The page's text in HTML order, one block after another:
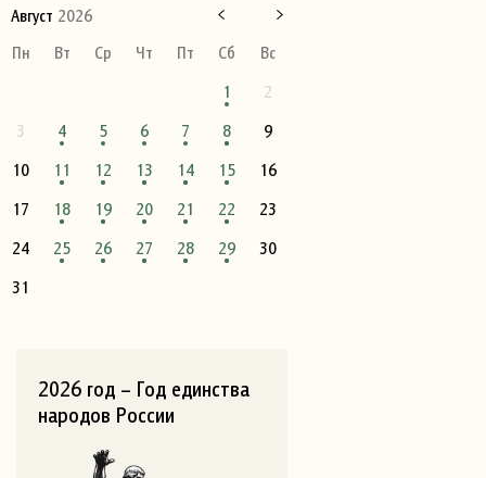
Август 2026
Пн
Вт Ср Чт Пт Сб
Вс
1
2
3
4 5 6 7 8
9
10
11 12 13 14 15
16
17
18 19 20 21 22
23
24
25 26 27 28 29
30
31
2026 год – Год единства
народов России